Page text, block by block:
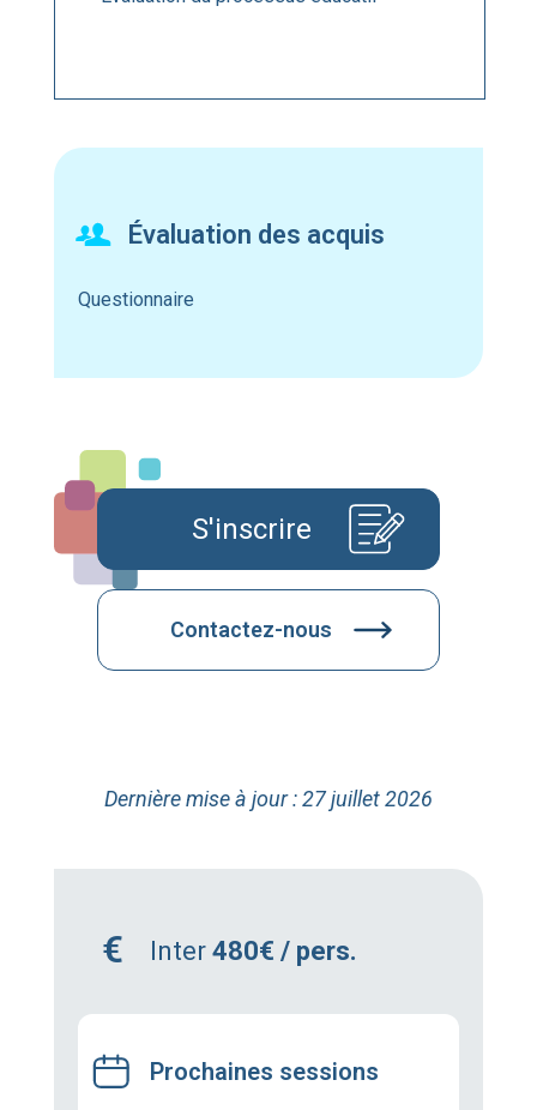
Évaluation des acquis
Questionnaire
S'inscrire
Contactez-nous
Dernière mise à jour : 27 juillet 2026
Inter 480€ / pers.
Prochaines sessions